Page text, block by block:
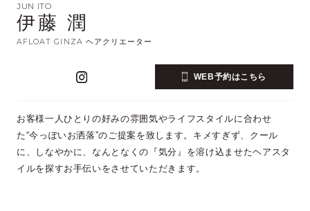
JUN ITO
伊藤 潤
AFLOAT GINZA ヘアクリエーター
WEB予約はこちら
お客様一人ひとりの好みの雰囲気やライフスタイルに合わせ
た“今っぽいお洒落”のご提案を致します。キメすぎず、クール
に、しなやかに、なんとなくの『気分』を溶け込ませたヘアスタ
イルを探すお手伝いをさせていただきます。